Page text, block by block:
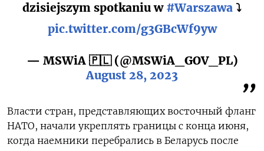
dzisiejszym spotkaniu w #Warszawa ⤵
pic.twitter.com/g3GBcWf9yw
— MSWiA 🇵🇱 (@MSWiA_GOV_PL)
August 28, 2023
Власти стран, представляющих восточный фланг
НАТО, начали укреплять границы с конца июня,
когда наемники перебрались в Беларусь после